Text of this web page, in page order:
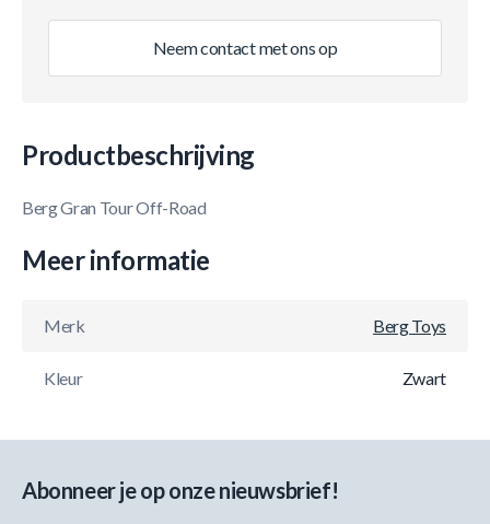
Neem contact met ons op
Productbeschrijving
Berg Gran Tour Off-Road
Meer informatie
Merk Berg Toys
Kleur Zwart
Abonneer je op onze nieuwsbrief!